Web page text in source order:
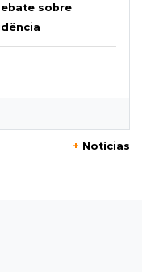
sobre
sobre
apostar R$ 31
+ Notícias